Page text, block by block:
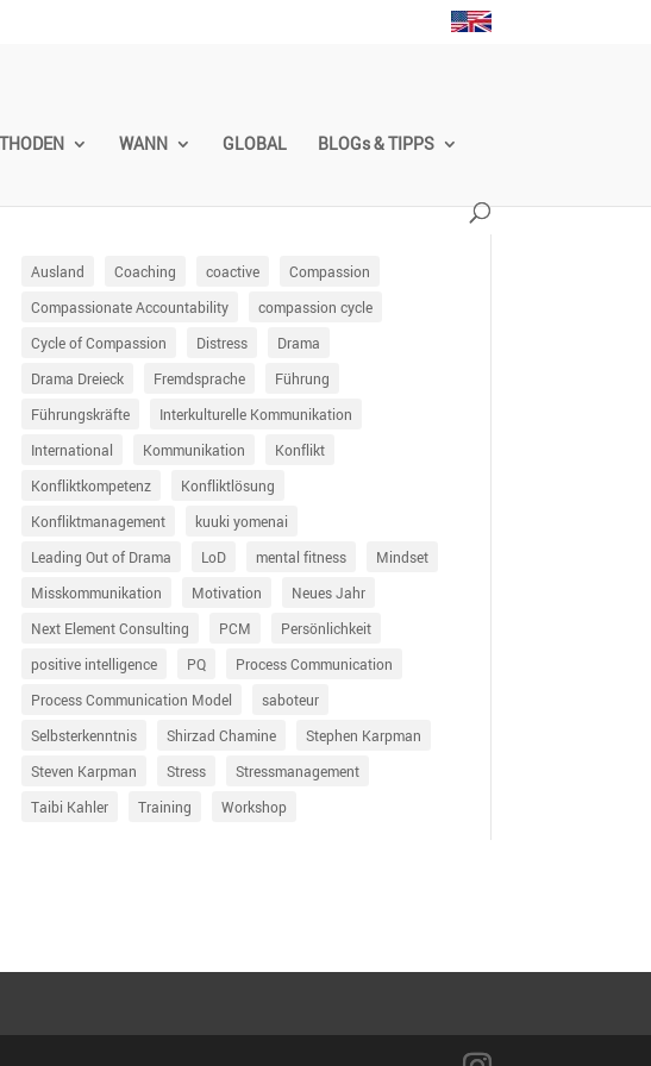
WANN GLOBAL BLOGs & TIPPS
Ausland Coaching coactive
Compassion
Compassionate Accountability
compassion cycle
Cycle of Compassion
Distress
Drama
Drama Dreieck
Fremdsprache
Führung
Führungskräfte
Interkulturelle Kommunikation
International
Kommunikation
Konflikt
Konfliktkompetenz
Konfliktlösung
Konfliktmanagement
kuuki yomenai
Leading Out of Drama
LoD mental fitness
Mindset
Misskommunikation
Motivation
Neues Jahr
Next Element Consulting
PCM
Persönlichkeit
positive intelligence
PQ
Process Communication
Process Communication Model
saboteur
Selbsterkenntnis
Shirzad Chamine
Stephen Karpman
Steven Karpman
Stress
Stressmanagement
Taibi Kahler
Training Workshop